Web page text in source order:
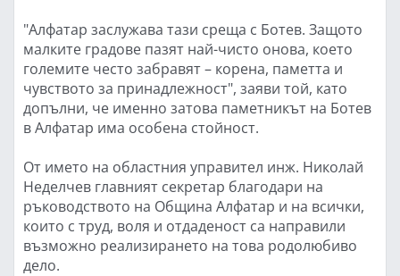
"Алфатар заслужава тази среща с Ботев. Защото
малките градове пазят най-чисто онова, което
големите често забравят – корена, паметта и
чувството за принадлежност", заяви той, като
допълни, че именно затова паметникът на Ботев
в Алфатар има особена стойност.
От името на областния управител инж. Николай
Неделчев главният секретар благодари на
ръководството на Община Алфатар и на всички,
които с труд, воля и отдаденост са направили
възможно реализирането на това родолюбиво
дело.